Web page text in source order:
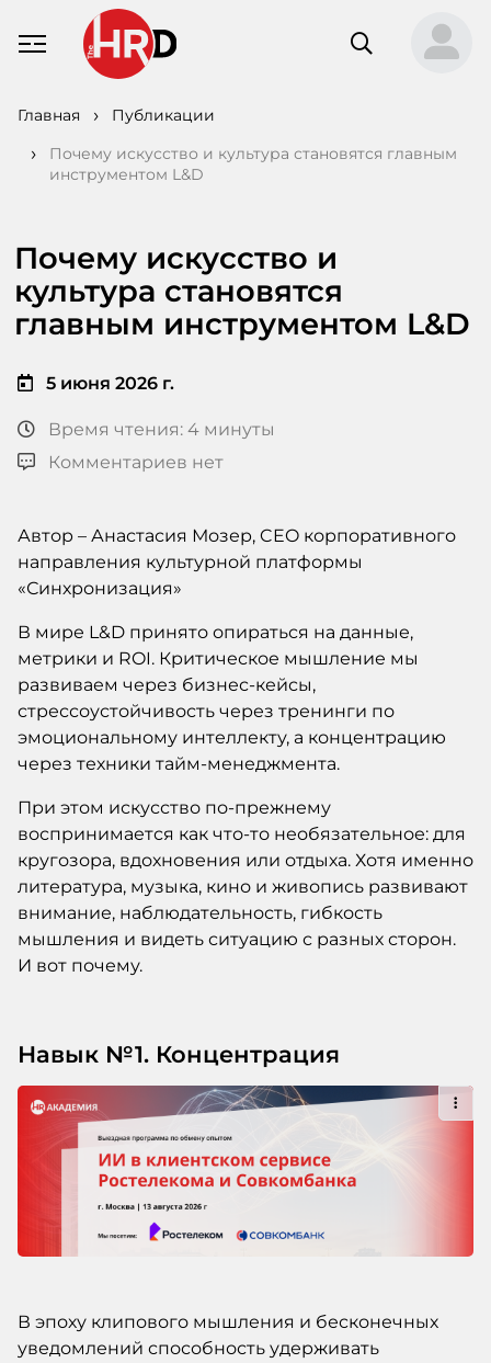
Главная
Публикации
Почему искусство и культура становятся главным
инструментом L&D
Почему искусство и
культура становятся
главным инструментом L&D
5 июня 2026 г.
Время чтения: 4 минуты
Комментариев нет
Автор – Анастасия Мозер, CEO корпоративного
направления культурной платформы
«Синхронизация»
В мире L&D принято опираться на данные,
метрики и ROI. Критическое мышление мы
развиваем через бизнес-кейсы,
стрессоустойчивость через тренинги по
эмоциональному интеллекту, а концентрацию
через техники тайм-менеджмента.
При этом искусство по-прежнему
воспринимается как что-то необязательное: для
кругозора, вдохновения или отдыха. Хотя именно
литература, музыка, кино и живопись развивают
внимание, наблюдательность, гибкость
мышления и видеть ситуацию с разных сторон.
И вот почему.
Навык №1. Концентрация
В эпоху клипового мышления и бесконечных
уведомлений способность удерживать